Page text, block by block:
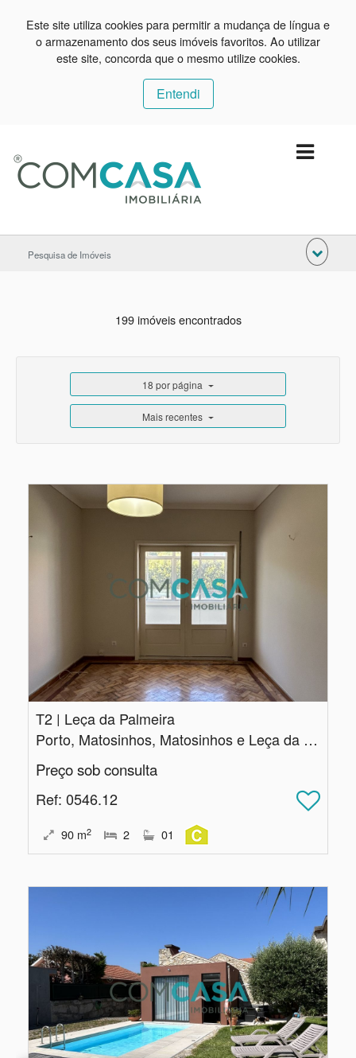
Este site utiliza cookies para permitir a mudança de língua e
o armazenamento dos seus imóveis favoritos. Ao utilizar
este site, concorda que o mesmo utilize cookies.
Entendi
Pesquisa de Imóveis
199 imóveis encontrados
18 por página
Mais recentes
T2 | Leça da Palmeira
Porto, Matosinhos, Matosinhos e Leça da Palmeira
Preço sob consulta
Ref: 0546.12
90 m2 2 01